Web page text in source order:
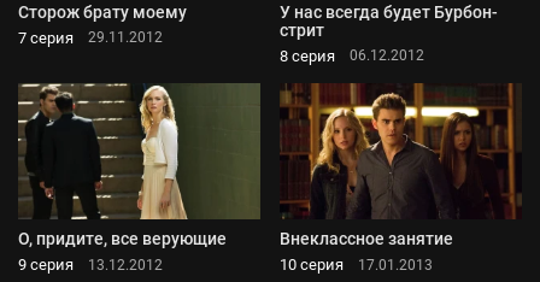
Сторож брату моему
7 серия 29.11.2012
У нас всегда будет Бурбон-
стрит
8 серия 06.12.2012
О, придите, все верующие
9 серия 13.12.2012
Внеклассное занятие
10 серия 17.01.2013